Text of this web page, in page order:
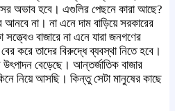
অভাব হবে। এগুলির পেছনে কারা আছে?
আনবে না। না এনে দাম বাড়িয়ে সরকারের
বাজারে না এনে যারা জনগণের
করে তাদের বিরুদ্ধে ব্যবস্থা নিতে হবে।
বেড়েছে। আন্তর্জাতিক বাজার
নিয়ে আসছি। কিন্তু সেটা মানুষের কাছে